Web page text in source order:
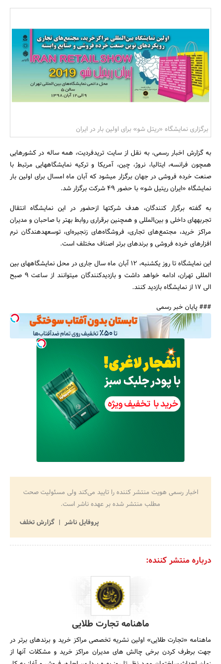
مسکن و ساختمان
جستجو
برگزاری نمایشگاه «ریتل شو» برای اولین بار در ایران
به گزارش اخبار رسمی، به نقل از سایت تریدفردیت، همه ساله در کشورهایی
همچون فرانسه، ایتالیا، نروژ، چین، آمریکا و ترکیه نمایشگاه‎هایی مرتبط با
صنعت خرده فروشی در جهان برگزار می‎شود که آبان ماه امسال برای اولین بار
نمایشگاه «ایران ریتیل شو» با حضور 49 شرکت برگزار شد.
به گفته برگزار کنندگان، هدف شرکت‎ها ازحضور در این نمایشگاه انتقال
تجربه‎های داخلی و بین‌المللی و همچنین برقراری روابط بهتر با صاحبان و مدیران
مراکز خرید، مجتمع‌های تجاری، فروشگاه‌های زنجیره‌ای، توسعه‎دهندگان نرم
افزارهای خرده فروشی و برندهای برتر اصناف مختلف است.
این نمایشگاه تا روز یکشنبه، 12 آبان ماه سال جاری در محل نمایشگاه‎های بین
المللی تهران، ادامه خواهد داشت و بازدیدکنندگان می‎توانند از ساعت 9 صبح
الی 17 از نمایشگاه بازدید کنند.
### پایان خبر رسمی
اخبار رسمی هویت منتشر کننده را تایید می‌کند ولی مسئولیت صحت
مطلب منتشر شده بر عهده ناشر است.
پروفایل ناشر
گزارش تخلف
درباره منتشر کننده:
ماهنامه تجارت طلایی
ماهنامه «تجارت طلایی» اولین نشریه تخصصی مراکز خرید و برند­های برتر در
جهت برطرف کردن برخی چالش های مدیران مراکز خرید و مشکلات آنها از